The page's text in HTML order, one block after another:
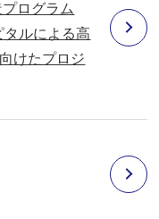
ログラム
タルによる高
けたプロジ